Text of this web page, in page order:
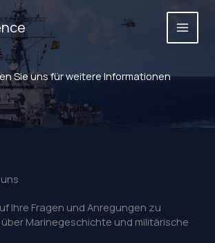
Sie uns für weitere Informationen
Ihre Fragen und Anregungen zu
Marinegeschichte und militärische